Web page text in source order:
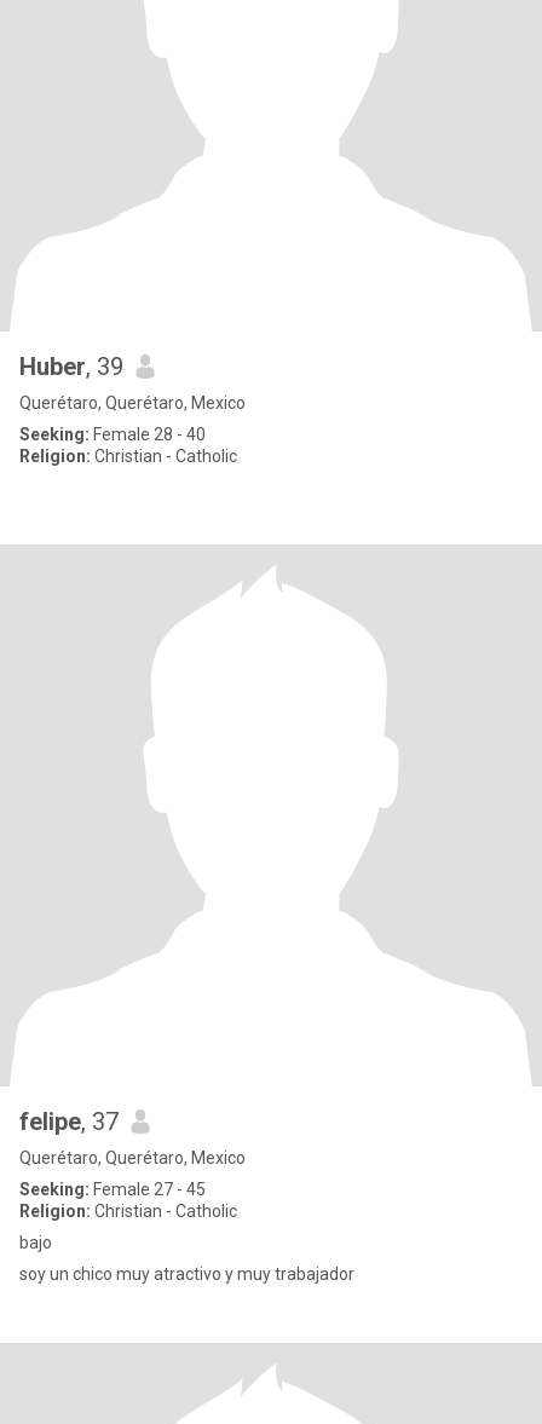
Huber, 39
Querétaro, Querétaro, Mexico
Seeking: Female 28 - 40
Religion: Christian - Catholic
felipe, 37
Querétaro, Querétaro, Mexico
Seeking: Female 27 - 45
Religion: Christian - Catholic
bajo
soy un chico muy atractivo y muy trabajador